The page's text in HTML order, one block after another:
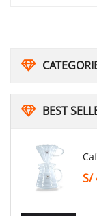
BEST
S/